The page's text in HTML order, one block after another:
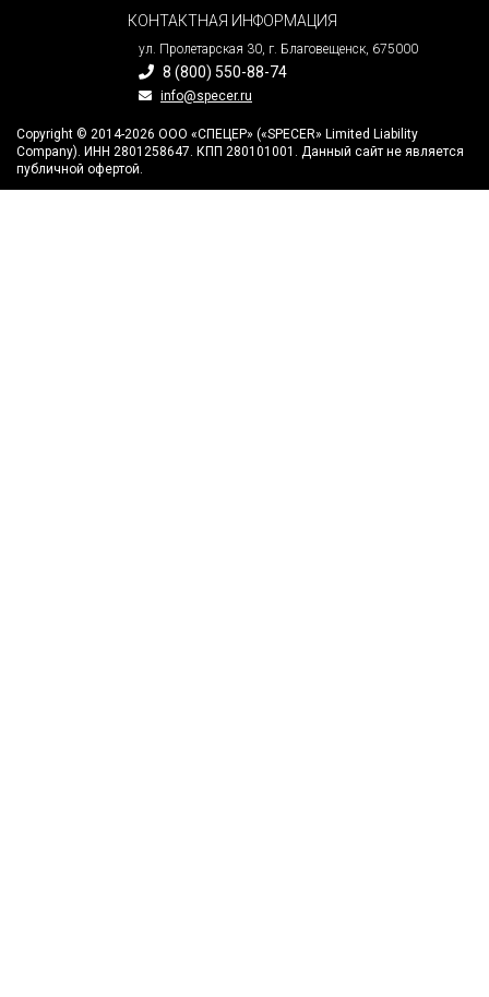
КОНТАКТНАЯ ИНФОРМАЦИЯ
ул. Пролетарская 30, г. Благовещенск, 675000
8 (800) 550-88-74
info@specer.ru
Copyright © 2014-2026 ООО «СПЕЦЕР» («SPECER» Limited Liability
Company). ИНН 2801258647. КПП 280101001. Данный сайт не является
публичной офертой.